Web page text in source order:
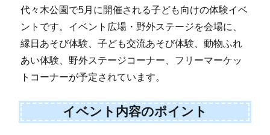
代々木公園で5月に開催される子ども向けの体験イベ
ントです。イベント広場・野外ステージを会場に、
縁日あそび体験、子ども交流あそび体験、動物ふれ
あい体験、野外ステージコーナー、フリーマーケッ
トコーナーが予定されています。
イベント内容のポイント